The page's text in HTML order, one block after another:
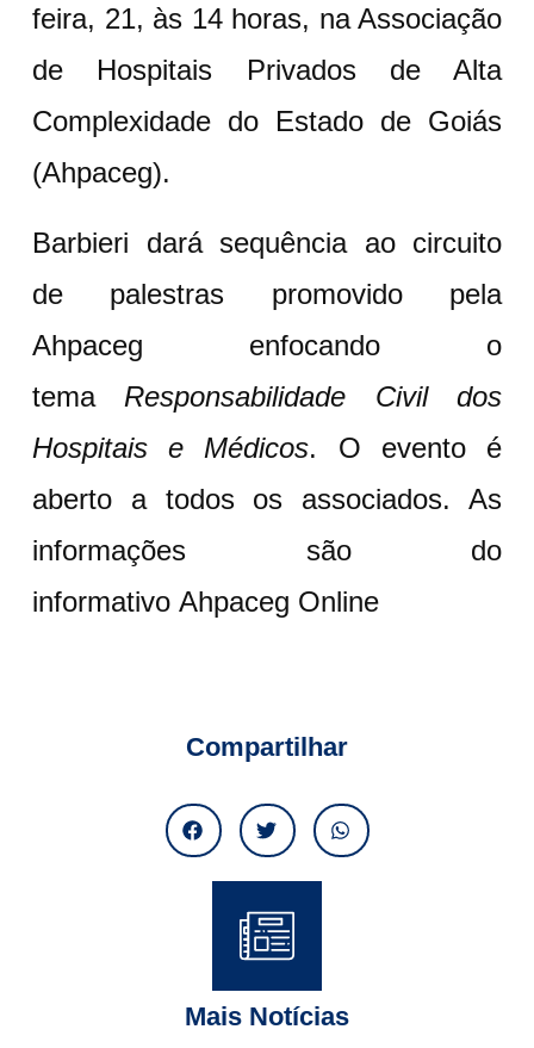
feira, 21, às 14 horas, na Associação
de Hospitais Privados de Alta
Complexidade do Estado de Goiás
(Ahpaceg).
Barbieri dará sequência ao circuito
de palestras promovido pela
Ahpaceg enfocando o
tema Responsabilidade Civil dos
Hospitais e Médicos. O evento é
aberto a todos os associados. As
informações são do
informativo Ahpaceg Online
Compartilhar
Mais Notícias